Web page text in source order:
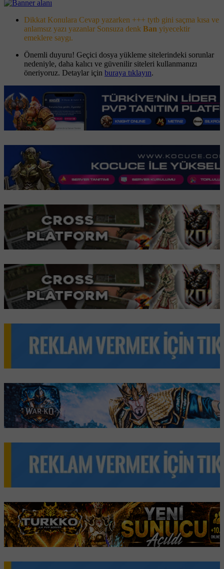
Dikkat Konulara Cevap yazarken +++ tytb gini saçma kısa ve
anlamsız yazı yazanlar Sonsuza denk Ban yiyecektir
emeklere saygı.
Önemli duyuru! Geçici dosya yükleme sitelerindeki sorunlar
nedeniyle, daha kalıcı ve güvenilir siteleri kullanmanızı
öneriyoruz. Detaylar için buraya tıklayın.